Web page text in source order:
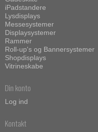
iPadstandere
Lysdisplays
Messesystemer
Displaysystemer
Rammer
Roll-up's og Bannersystemer
Shopdisplays
Vitrineskabe
Din konto
Log ind
Kontakt